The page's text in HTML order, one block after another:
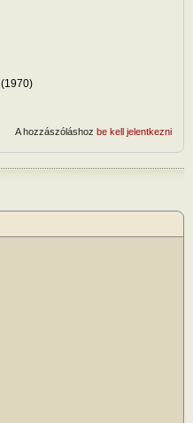
A hozzászóláshozbe kell jelentkezni